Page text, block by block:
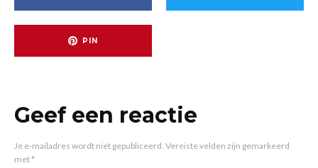
PIN
Geef een reactie
Je e-mailadres wordt niet gepubliceerd. Vereiste velden zijn gemarkeerd
met*